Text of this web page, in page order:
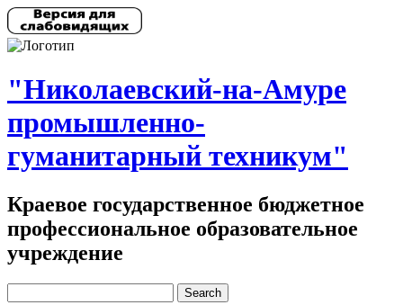
"Николаевский-на-Амуре
промышленно-
гуманитарный техникум"
Краевое государственное бюджетное
профессиональное образовательное
учреждение